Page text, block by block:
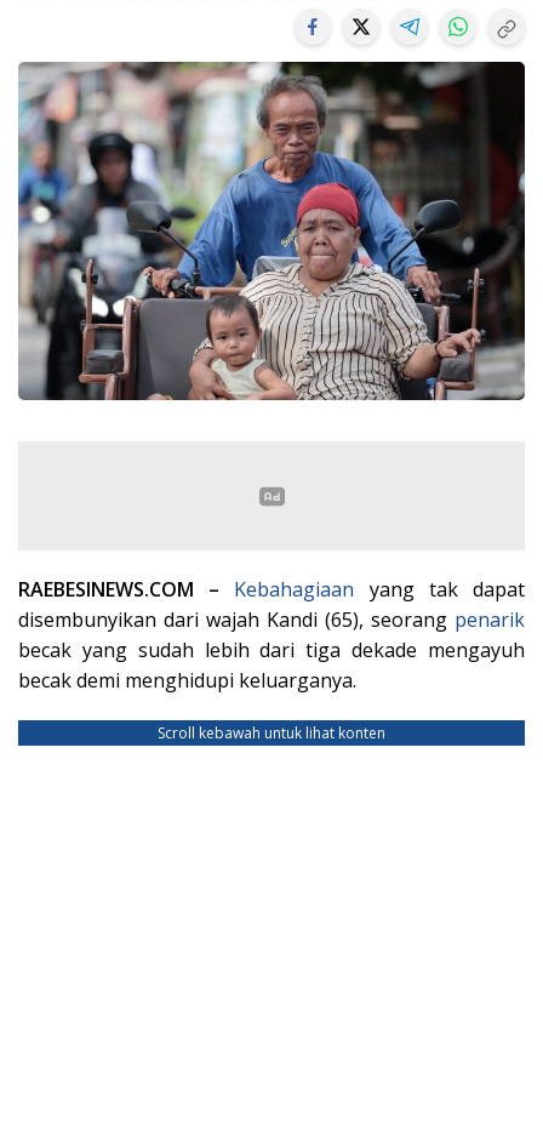
RAEBESINEWS.COM – Kebahagiaan yang tak dapat
disembunyikan dari wajah Kandi (65), seorang penarik
becak yang sudah lebih dari tiga dekade mengayuh
becak demi menghidupi keluarganya.
Scroll kebawah untuk lihat konten